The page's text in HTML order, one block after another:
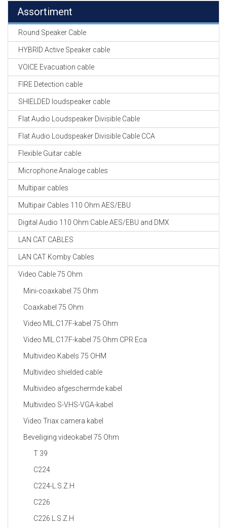
Assortiment
Round Speaker Cable
HYBRID Active Speaker cable
VOICE Evacuation cable
FIRE Detection cable
SHIELDED loudspeaker cable
Flat Audio Loudspeaker Divisible Cable
Flat Audio Loudspeaker Divisible Cable CCA
Flexible Guitar cable
Microphone Analoge cables
Multipair cables
Multipair Cables 110 Ohm AES/EBU
Digital Audio 110 Ohm Cable AES/EBU and DMX
LAN CAT CABLES
LAN CAT Komby Cables
Video Cable 75 Ohm
Mini-coaxkabel 75 Ohm
Coaxkabel 75 Ohm
Video MIL.C17F-kabel 75 Ohm
Video MIL.C17F-kabel 75 Ohm CPR Eca
Multivideo Kabels 75 OHM
Multivideo shielded cable
Multivideo afgeschermde kabel
Multivideo S-VHS-VGA-kabel
Video Triax camera kabel
Beveiliging videokabel 75 Ohm
T 39
C224
C224-L.S.Z.H
C226
C226 L.S.Z.H